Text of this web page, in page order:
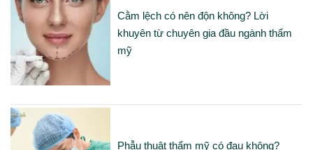
Cằm lệch có nên độn không? Lời
khuyên từ chuyên gia đầu ngành thẩm
mỹ
Phẫu thuật thẩm mỹ có đau không?